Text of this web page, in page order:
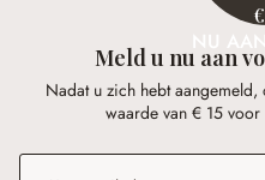
NU
Meld u nu aan
Nadat u zich hebt
waarde van € 15
E-mailadres